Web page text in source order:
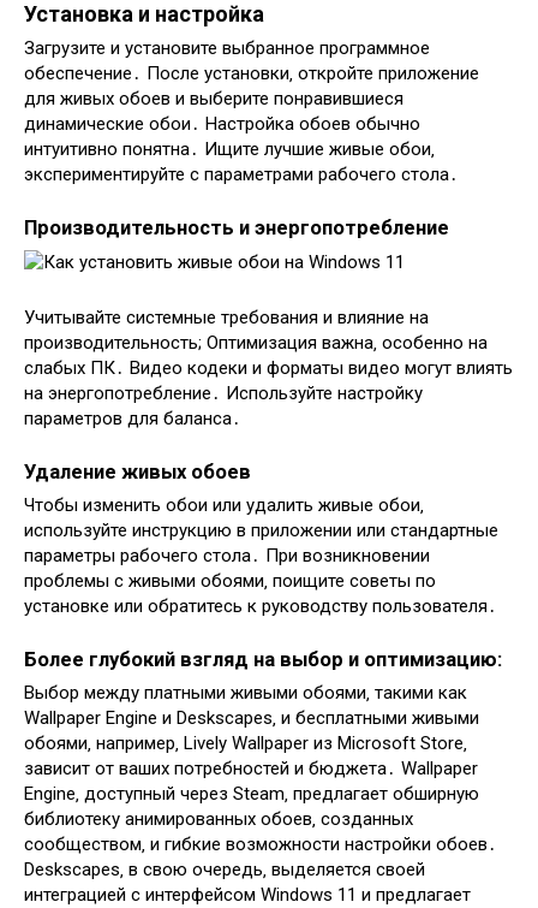
Установка и настройка
Загрузите и установите выбранное программное
обеспечение․ После установки‚ откройте приложение
для живых обоев и выберите понравившиеся
динамические обои․ Настройка обоев обычно
интуитивно понятна․ Ищите лучшие живые обои‚
экспериментируйте с параметрами рабочего стола․
Производительность и энергопотребление
Учитывайте системные требования и влияние на
производительность; Оптимизация важна‚ особенно на
слабых ПК․ Видео кодеки и форматы видео могут влиять
на энергопотребление․ Используйте настройку
параметров для баланса․
Удаление живых обоев
Чтобы изменить обои или удалить живые обои‚
используйте инструкцию в приложении или стандартные
параметры рабочего стола․ При возникновении
проблемы с живыми обоями‚ поищите советы по
установке или обратитесь к руководству пользователя․
Более глубокий взгляд на выбор и оптимизацию:
Выбор между платными живыми обоями‚ такими как
Wallpaper Engine и Deskscapes‚ и бесплатными живыми
обоями‚ например‚ Lively Wallpaper из Microsoft Store‚
зависит от ваших потребностей и бюджета․ Wallpaper
Engine‚ доступный через Steam‚ предлагает обширную
библиотеку анимированных обоев‚ созданных
сообществом‚ и гибкие возможности настройки обоев․
Deskscapes‚ в свою очередь‚ выделяется своей
интеграцией с интерфейсом Windows 11 и предлагает